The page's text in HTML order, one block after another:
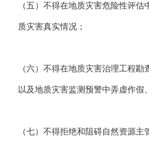
（五）不得在地质灾害危险性评
质灾害真实情况；
（六）不得在地质灾害治理工程
以及地质灾害监测预警中弄虚作假
（七）不得拒绝和阻碍自然资源主